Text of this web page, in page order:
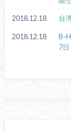
2018.12.18 台
2018.12.18
B-
7